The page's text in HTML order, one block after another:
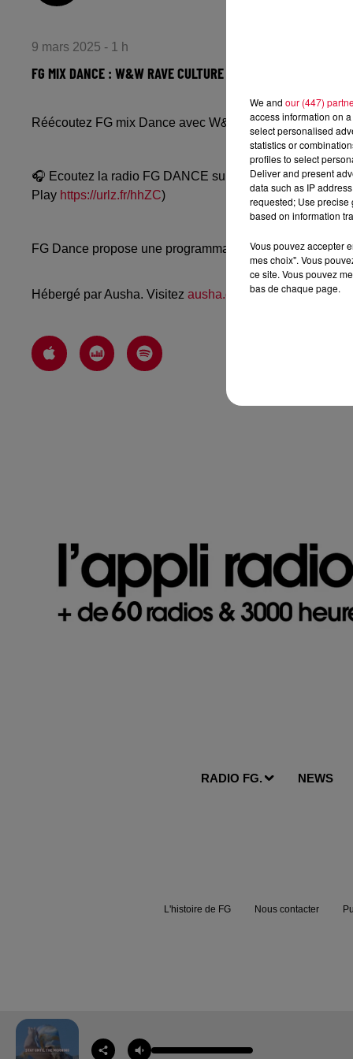
9 mars 2025 - 1 h
FG MIX DANCE : W&W RAVE CULTURE
Réécoutez FG mix Dance avec W&W Rave Culture du
🎧 Ecoutez la radio FG DANCE sur
www.radiofg.com/fg-
Play https://urlz.fr/hhZC)
FG Dance propose une programmation dance, EDM,
Hébergé par Ausha. Visitez ausha.co/politique-de-
RADIO FG. NEWS
L'histoire de FG Nous contacter
We and our (447)
access information on
select personalised
statistics or
profiles to select
Deliver and present
data such as IP
requested; Use precise
based on information
Vous pouvez accepter
mes choix". Vous
ce site. Vous pouvez
bas de chaque page.